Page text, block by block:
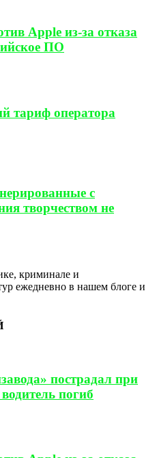
Apple из-за отказа
ПО
тариф оператора
с
творчеством не
криминале и
ежедневно в нашем блоге и
пострадал при
погиб